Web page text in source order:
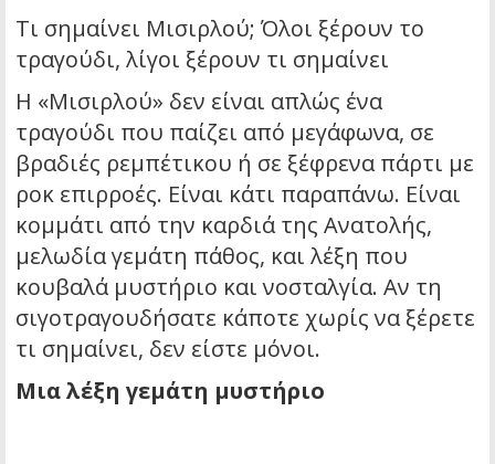
Τι σημαίνει Μισιρλού; Όλοι ξέρουν το
τραγούδι, λίγοι ξέρουν τι σημαίνει
Η «Μισιρλού» δεν είναι απλώς ένα
τραγούδι που παίζει από μεγάφωνα, σε
βραδιές ρεμπέτικου ή σε ξέφρενα πάρτι με
ροκ επιρροές. Είναι κάτι παραπάνω. Είναι
κομμάτι από την καρδιά της Ανατολής,
μελωδία γεμάτη πάθος, και λέξη που
κουβαλά μυστήριο και νοσταλγία. Αν τη
σιγοτραγουδήσατε κάποτε χωρίς να ξέρετε
τι σημαίνει, δεν είστε μόνοι.
Μια λέξη γεμάτη μυστήριο